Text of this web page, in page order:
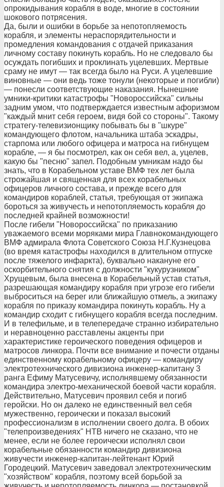
опрокидывания корабля в воде, многие в состоянии
шокового потрясения.
Да, были и ошибки в борьбе за непотопляемость
корабля, и элементы нераспорядительности и
промедления командования с отдачей приказания
личному составу покинуть корабль. Но не следовало бы
осуждать погибших и проклинать уцелевших. Мертвые
сраму не имут — так всегда было на Руси. А уцелевшие
виновные — они ведь тоже тонули (некоторые и погибли)
— понесли соответствующие наказания. Нынешние
умники-критики катастрофы "Новороссийска" сильны
задним умом, что подтверждается известным афоризмом
"каждый мнит себя героем, видя бой со стороны". Такому
стратегу-телевизионщику побывать бы в "шкуре"
командующего флотом, начальника штаба эскадры,
старпома или любого офицера и матроса на гибнущем
корабле, — я бы посмотрел, как он себя вел, а, уцелев,
какую бы "песню" запел. Подобным умникам надо бы
знать, что в Корабельном уставе ВМФ тех лет была
строжайшая и священная для всех корабельных
офицеров личного состава, и прежде всего для
командиров кораблей, статья, требующая от экипажа
бороться за живучесть и непотопляемость корабля до
последней крайней возможности!
После гибели "Новороссийска" по приказанию
уважаемого всеми моряками мира Главнокомандующего
ВМФ адмирала Флота Советского Союза Н.Г.Кузнецова
(во время катастрофы находился в длительном отпуске
после тяжелого инфаркта), буквально накануне его
оскорбительного снятия с должности "кукурузником"
Хрущевым, была внесена в Корабельный устав статья,
разрешающая командиру корабля при угрозе его гибели
выброситься на берег или ближайшую отмель, а экипажу
корабля по приказу командира покинуть корабль. Ну а
командир сходит с гибнущего корабля всегда последним.
И в телефильме, и в телепередаче странно избирательно
и неравноценно расставлены акценты при
характеристике героического поведения офицеров и
матросов линкора. Почти все внимание и почести отданы
единственному корабельному офицеру — командиру
электротехнического дивизиона инженер-капитану 3
ранга Ефиму Матусевичу, исполнявшему обязанности
командира электро-механической боевой части корабля.
Действительно, Матусевич проявил себя и погиб
геройски. Но он далеко не единственный вел себя
мужественно, героически и показал высокий
профессионализм в исполнении своего долга. В обоих
"телепроизведениях" НТВ ничего не сказано, что не
менее, если не более героически исполнял свои
корабельные обязанности командир дивизиона
живучести инженер-капитан-лейтенант Юрий
Городецкий. Матусевич заведовал электротехническим
"хозяйством" корабля, поэтому всей борьбой за